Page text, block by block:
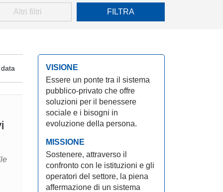
Altri filtri FILTRA
VISIONE
Essere un ponte tra il sistema
pubblico-privato che offre
soluzioni per il benessere
sociale e i bisogni in
evoluzione della persona.
MISSIONE
Sostenere, attraverso il
confronto con le istituzioni e gli
operatori del settore, la piena
affermazione di un sistema